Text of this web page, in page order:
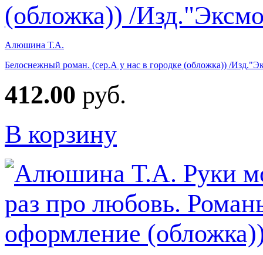
Алюшина Т.А.
Белоснежный роман. (сер.А у нас в городке (обложка)) /
412.00 руб.
В корзину